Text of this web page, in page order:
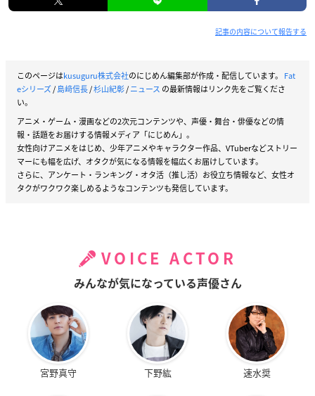
記事の内容について報告する
このページはkusuguru株式会社のにじめん編集部が作成・配信しています。 Fat
eシリーズ/島﨑信長/杉山紀彰/ニュース の最新情報はリンク先をご覧くださ
い。
アニメ・ゲーム・漫画などの2次元コンテンツや、声優・舞台・俳優などの情
報・話題をお届けする情報メディア「にじめん」。
女性向けアニメをはじめ、少年アニメやキャラクター作品、VTuberなどストリー
マーにも幅を広げ、オタクが気になる情報を幅広くお届けしています。
さらに、アンケート・ランキング・オタ活（推し活）お役立ち情報など、女性オ
タクがワクワク楽しめるようなコンテンツも発信しています。
VOICE ACTOR
みんなが気になっている声優さん
宮野真守 下野紘 速水奨